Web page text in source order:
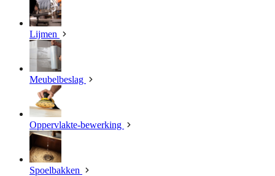
Lijmen
Meubelbeslag
Oppervlakte-bewerking
Spoelbakken